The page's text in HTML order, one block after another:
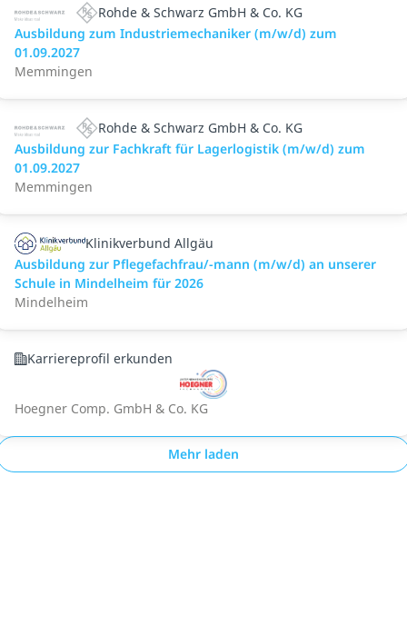
Rohde & Schwarz GmbH & Co. KG
Ausbildung zum Industriemechaniker (m/w/d) zum
01.09.2027
Memmingen
Rohde & Schwarz GmbH & Co. KG
Ausbildung zur Fachkraft für Lagerlogistik (m/w/d) zum
01.09.2027
Memmingen
Klinikverbund Allgäu
Ausbildung zur Pflegefachfrau/-mann (m/w/d) an unserer
Schule in Mindelheim für 2026
Mindelheim
Karriereprofil erkunden
Hoegner Comp. GmbH & Co. KG
Mehr laden